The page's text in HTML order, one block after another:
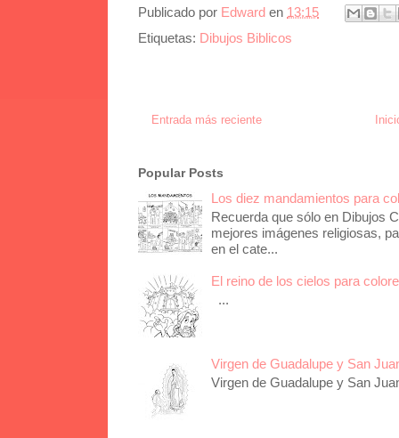
Publicado por Edward en 13:15
Etiquetas: Dibujos Biblicos
Entrada más reciente
Popular Posts
Los diez mandamientos para
Recuerda que sólo en Dibujos
mejores imágenes religiosas,
en el cate...
El reino de los cielos para
...
Virgen de Guadalupe y San
Virgen de Guadalupe y San